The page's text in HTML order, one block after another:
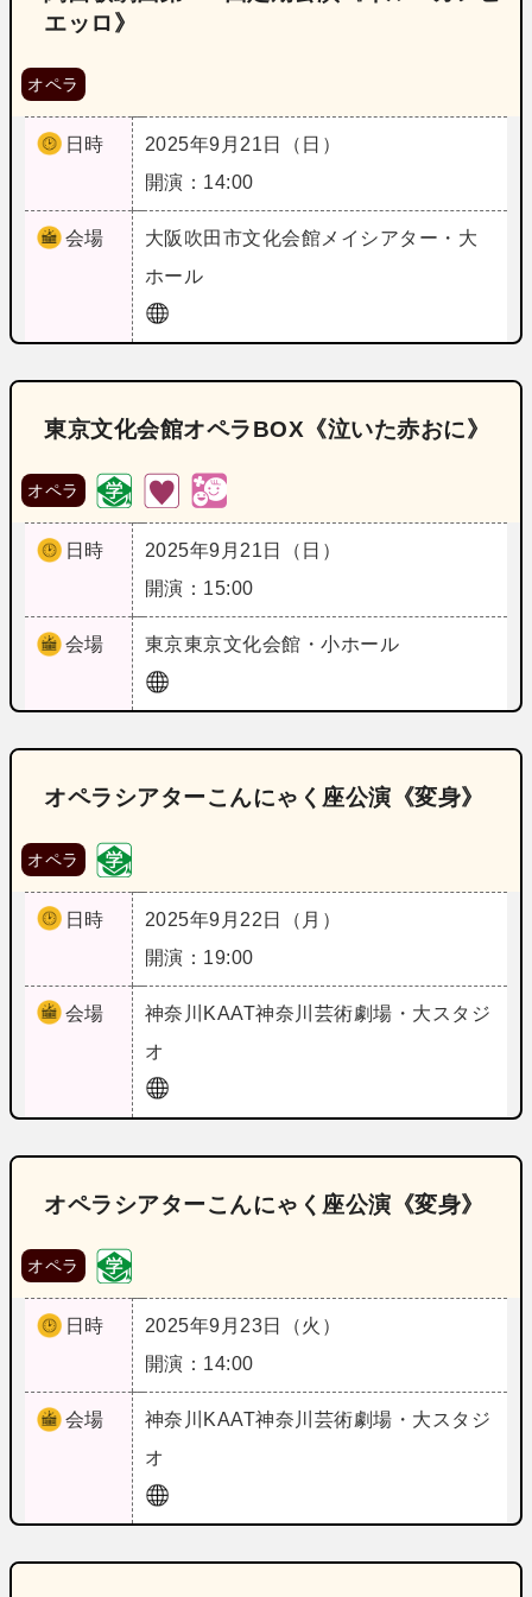
エッロ》
オペラ
日時
2025年9月21日（日）
開演：14:00
会場 大阪 吹田市文化会館メイシアター・大
ホール
東京文化会館オペラBOX《泣いた赤おに》
オペラ
日時
2025年9月21日（日）
開演：15:00
会場 東京東京文化会館・小ホール
オペラシアターこんにゃく座公演《変身》
オペラ
日時
2025年9月22日（月）
開演：19:00
会場 神奈川 KAAT神奈川芸術劇場・大スタジ
オ
オペラシアターこんにゃく座公演《変身》
オペラ
日時
2025年9月23日（火）
開演：14:00
会場 神奈川 KAAT神奈川芸術劇場・大スタジ
オ